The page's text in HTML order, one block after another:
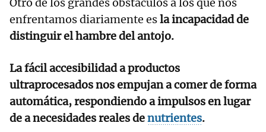
Otro de los grandes obstáculos a los que nos
enfrentamos diariamente esla incapacidad de
distinguir el hambre del antojo.
La fácil accesibilidad a productos
ultraprocesados nos empujan a comer de forma
automática, respondiendo a impulsos en lugar
de a necesidades reales denutrientes.